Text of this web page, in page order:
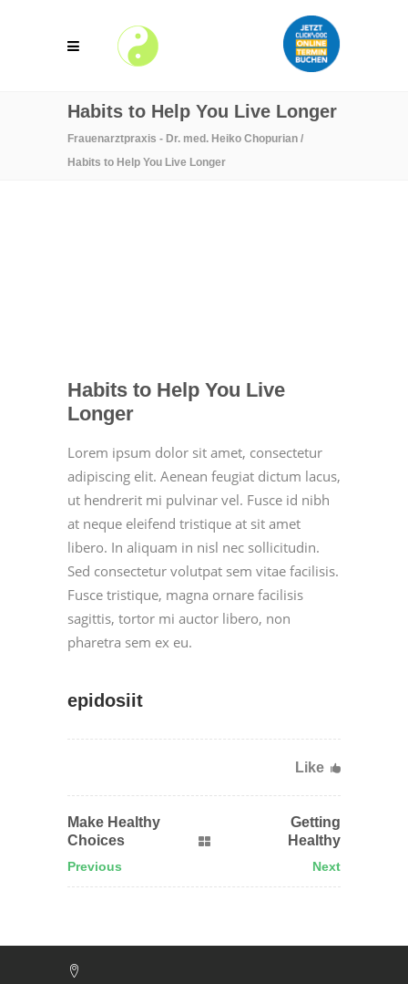
Habits to Help You Live Longer
Frauenarztpraxis - Dr. med. Heiko Chopurian /
Habits to Help You Live Longer
Habits to Help You Live
Longer
Lorem ipsum dolor sit amet, consectetur
adipiscing elit. Aenean feugiat dictum lacus,
ut hendrerit mi pulvinar vel. Fusce id nibh
at neque eleifend tristique at sit amet
libero. In aliquam in nisl nec sollicitudin.
Sed consectetur volutpat sem vitae facilisis.
Fusce tristique, magna ornare facilisis
sagittis, tortor mi auctor libero, non
pharetra sem ex eu.
epidosiit
Like
Make Healthy
Choices
Previous
Getting
Healthy
Next